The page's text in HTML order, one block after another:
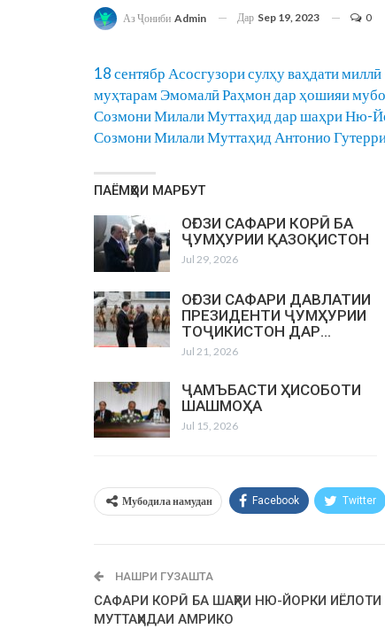
Аз Ҷониби Admin Дар Sep 19, 2023 0
18 сентябр Асосгузори сулҳу ваҳдати
муҳтарам Эмомалӣ Раҳмон дар ҳошияи
Созмони Милали Муттаҳид дар шаҳри Ню-
Созмони Милали Муттаҳид Антонио
ПАЁМҲОИ МАРБУТ
ОҒОЗИ САФАРИ КОРӢ БА
ҶУМҲУРИИ ҚАЗОҚИСТОН
Jul 29, 2026
ОҒОЗИ САФАРИ ДАВЛАТИИ
ПРЕЗИДЕНТИ ҶУМҲУРИИ
ТОҶИКИСТОН ДАР…
Jul 21, 2026
ҶАМЪБАСТИ ҲИСОБОТИ
ШАШМОҲА
Jul 15, 2026
Мубодила намудан Facebook Twitter
НАШРИ ГУЗАШТА
САФАРИ КОРӢ БА ШАҲРИ НЮ-ЙОРКИ ИЁЛОТИ
МУТТАҲИДАИ АМРИКО